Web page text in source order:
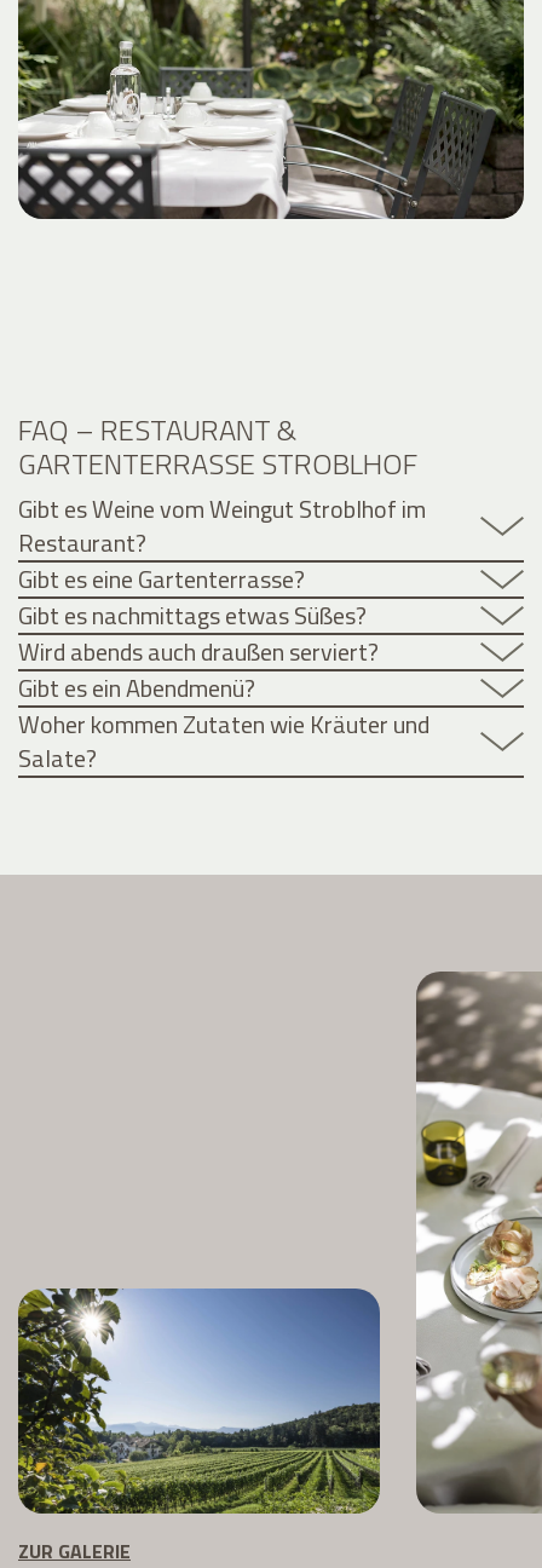
FAQ – RESTAURANT &
GARTENTERRASSE STROBLHOF
Gibt es Weine vom Weingut Stroblhof im
Restaurant?
Gibt es eine Gartenterrasse?
Gibt es nachmittags etwas Süßes?
Wird abends auch draußen serviert?
Gibt es ein Abendmenü?
Woher kommen Zutaten wie Kräuter und
Salate?
ZUR GALERIE